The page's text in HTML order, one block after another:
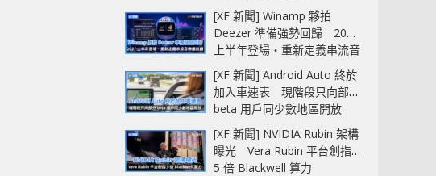
[XF 新聞] Winamp 夥拍
Deezer 準備強勢回歸 2027
上半年登場‧重新定義串流音
樂播放器
[XF 新聞] Android Auto 終於
加入車速表 現階段只向部分
beta 用戶同少數地區開放
[XF 新聞] NVIDIA Rubin 架構
曝光 Vera Rubin 平台劍指
5 倍 Blackwell 算力